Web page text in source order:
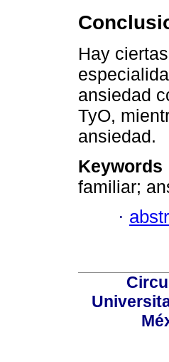
Hay
ansiedad
TyO,
ansiedad.
Keywords
familiar;
·